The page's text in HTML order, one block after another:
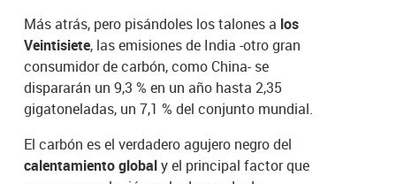
Más atrás, pero pisándoles los talones a los
Veintisiete, las emisiones de India -otro gran
consumidor de carbón, como China- se
dispararán un 9,3 % en un año hasta 2,35
gigatoneladas, un 7,1 % del conjunto mundial.
El carbón es el verdadero agujero negro del
calentamiento globaly el principal factor que